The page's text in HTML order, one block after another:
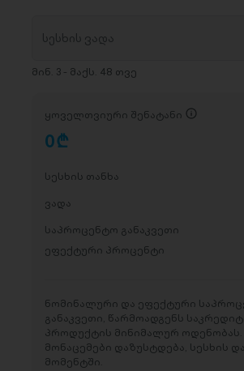
მინ. 3 - მაქს. 48 თვე
ყოველთვიური შენატანი
0D
სესხის თანხა
ვადა
საპროცენტო განაკვეთი
ეფექტური პროცენტი
ნომინალური და ეფექტური
განაკვეთი, წარმოადგენს
პროდუქტის მინიმალურ
მონაცემები დაზუსტდება, სესხის
მომენტში.